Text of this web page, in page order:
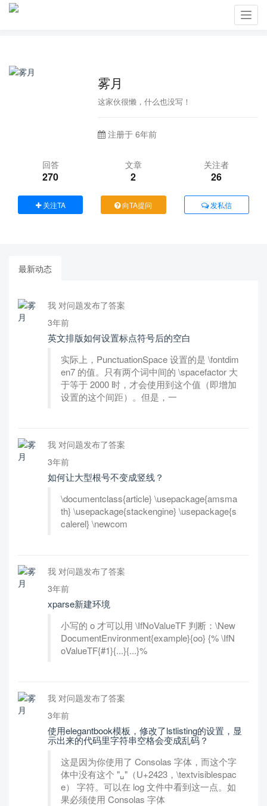
雾月
这家伙很懒，什么也没写！
注册于 6年前
回答
270
文章
2
关注者
26
关注TA 向TA提问 发私信
最新动态
我 对问题发布了答案
3年前
英文排版如何设置标点符号后的空白
实际上，PunctuationSpace 设置的是 \fontdim
en7 的值。只有两个词中间的 \spacefactor 大
于等于 2000 时，才会使用到这个值（即增加
设置的这个间距）。但是，一
我 对问题发布了答案
3年前
如何让大型根号不变成竖线？
\documentclass{article} \usepackage{amsma
th} \usepackage{stackengine} \usepackage{s
calerel} \newcom
我 对问题发布了答案
3年前
xparse新建环境
小写的 o 才可以用 \IfNoValueTF 判断：\New
DocumentEnvironment{example}{oo} {% \IfN
oValueTF{#1}{...}{...}%
我 对问题发布了答案
3年前
使用elegantbook模板，修改了lstlisting的设置，显
示出来的代码里字符串空格会变成乱码？
这是因为你使用了 Consolas 字体，而这个字
体中没有这个 "␣"（U+2423，\textvisiblespac
e） 字符。可以在 log 文件中看到这一点。如
果必须使用 Consolas 字体